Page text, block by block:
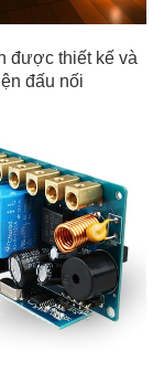
được thiết kế và
đấu nối